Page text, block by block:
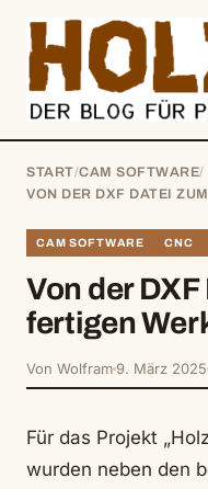
springen
START/CAM SOFTWARE/
VON DER DXF DATEI
CAM SOFTWARE CNC
Von der
fertigen
Von Wolfram9. März 2025
Für das Projekt
wurden neben den